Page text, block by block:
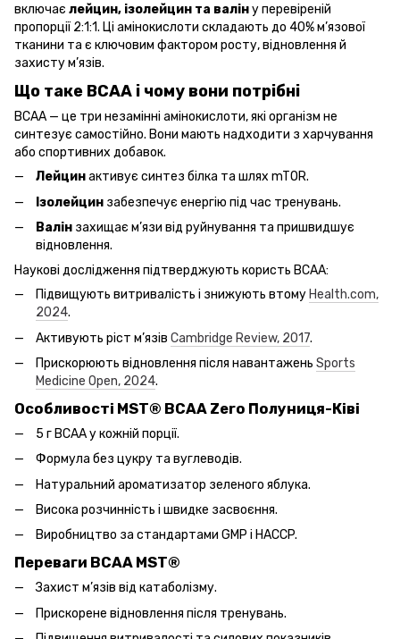
включає лейцин, ізолейцин та валіну перевіреній
пропорції 2:1:1. Ці амінокислоти складають до 40% м’язової
тканини та є ключовим фактором росту, відновлення й
захисту м’язів.
Що таке BCAA і чому вони потрібні
BCAA — це три незамінні амінокислоти, які організм не
синтезує самостійно. Вони мають надходити з харчування
або спортивних добавок.
Лейцинактивує синтез білка та шлях mTOR.
Ізолейцин забезпечує енергію під час тренувань.
Валін захищає м’язи від руйнування та пришвидшує
відновлення.
Наукові дослідження підтверджують користь BCAA:
Підвищують витривалість і знижують втому Health.com,
2024.
Активують ріст м’язів Cambridge Review, 2017.
Прискорюють відновлення після навантажень Sports
Medicine Open, 2024.
Особливості MST® BCAA Zero Полуниця-Ківі
5 г BCAA у кожній порції.
Формула без цукру та вуглеводів.
Натуральний ароматизатор зеленого яблука.
Висока розчинність і швидке засвоєння.
Виробництво за стандартами GMP і HACCP.
Переваги BCAA MST®
Захист м’язів від катаболізму.
Прискорене відновлення після тренувань.